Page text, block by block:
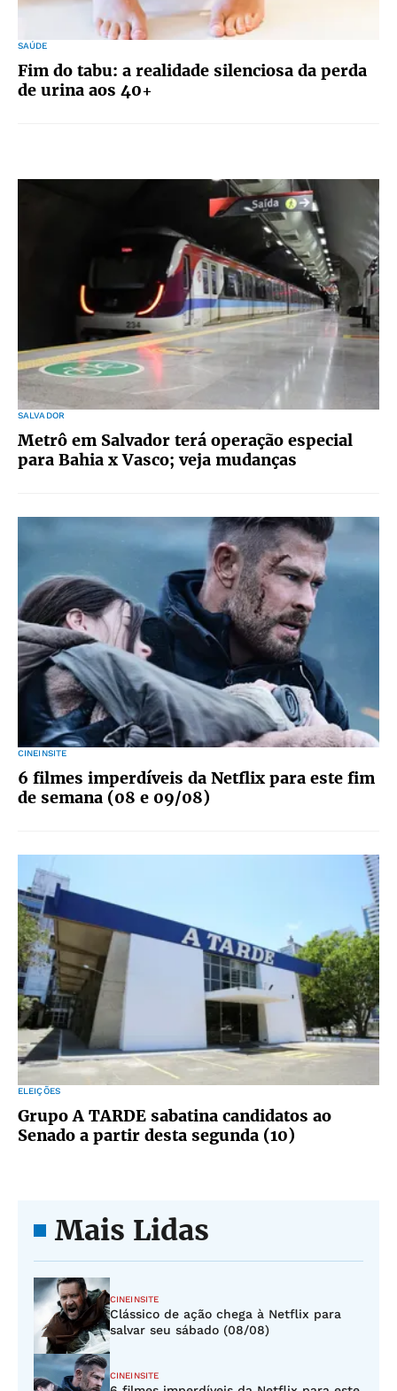
SAÚDE
Fim do tabu: a realidade silenciosa da perda
de urina aos 40+
SALVADOR
Metrô em Salvador terá operação especial
para Bahia x Vasco; veja mudanças
CINEINSITE
6 filmes imperdíveis da Netflix para este fim
de semana (08 e 09/08)
ELEIÇÕES
Grupo A TARDE sabatina candidatos ao
Senado a partir desta segunda (10)
Mais Lidas
CINEINSITE
Clássico de ação chega à Netflix para
salvar seu sábado (08/08)
CINEINSITE